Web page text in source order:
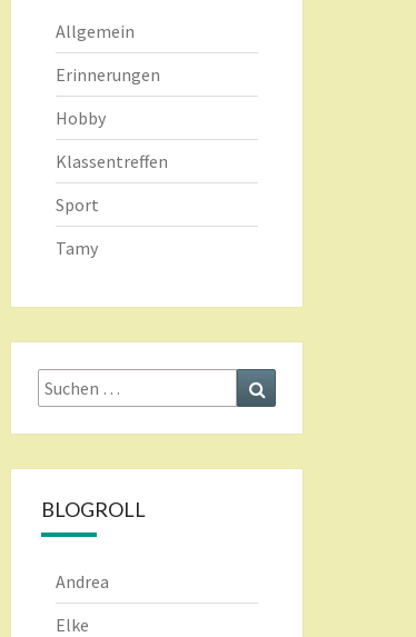
Allgemein
Erinnerungen
Hobby
Klassentreffen
Sport
Tamy
Suche
nach:
BLOGROLL
Andrea
Elke